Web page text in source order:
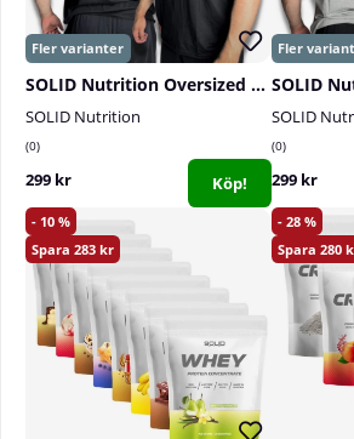
SOLID Nutrition Oversized Tee, black/grey
SOLID Nutrition
0
299 kr Köp!
SOLID
0
299 kr
10
283
28
280